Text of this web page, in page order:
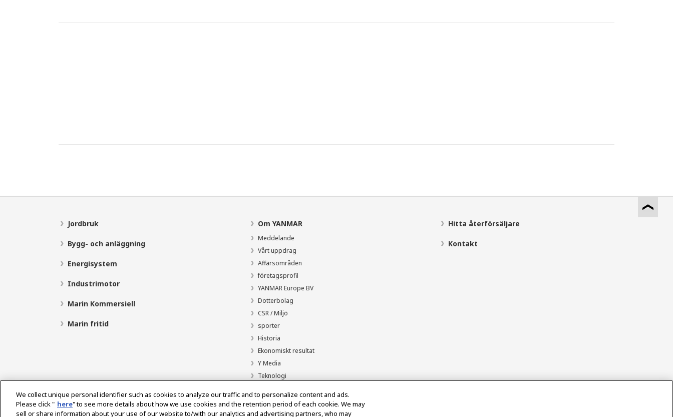
Jordbruk
Bygg- och anläggning
Energisystem
Industrimotor
Marin Kommersiell
Marin fritid
Om YANMAR
Meddelande
Vårt uppdrag
Affärsområden
företagsprofil
YANMAR Europe BV
Dotterbolag
CSR / Miljö
sporter
Historia
Ekonomiskt resultat
Y Media
Teknologi
Hitta återförsäljare
Kontakt
We collect unique personal identifier such as cookies to analyze our traffic and to personalize content and ads.
Please click " here" to see more details about how we use cookies and the retention period of each cookie. We may
sell or share information about your use of our website to/with our analytics and advertising partners, who may